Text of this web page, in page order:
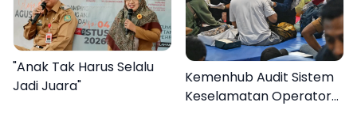
"Anak Tak Harus Selalu
Jadi Juara"
Kemenhub Audit Sistem
Keselamatan Operator